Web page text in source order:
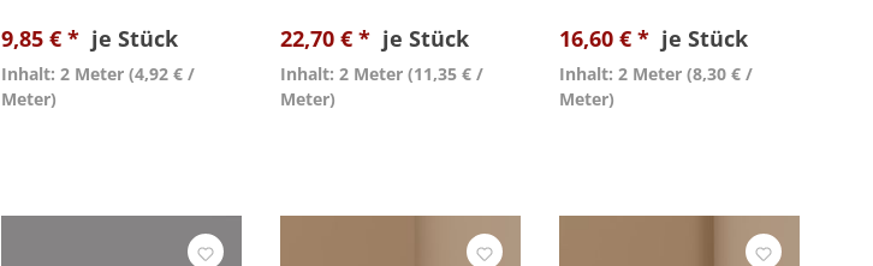
9,85 € * je Stück
Inhalt: 2 Meter (4,92 € /
Meter)
22,70 € * je Stück
Inhalt: 2 Meter (11,35 € /
Meter)
16,60 € * je Stück
Inhalt: 2 Meter (8,30 € /
Meter)